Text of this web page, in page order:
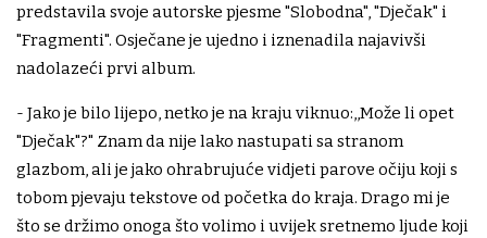
predstavila svoje autorske pjesme "Slobodna", "Dječak" i
"Fragmenti". Osječane je ujedno i iznenadila najavivši
nadolazeći prvi album.
- Jako je bilo lijepo, netko je na kraju viknuo:,,Može li opet
"Dječak"?" Znam da nije lako nastupati sa stranom
glazbom, ali je jako ohrabrujuće vidjeti parove očiju koji s
tobom pjevaju tekstove od početka do kraja. Drago mi je
što se držimo onoga što volimo i uvijek sretnemo ljude koji